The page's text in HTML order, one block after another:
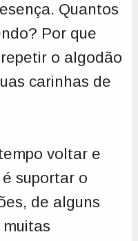
Quantos
Por que
o algodão
carinhas de
voltar e
suportar o
de alguns